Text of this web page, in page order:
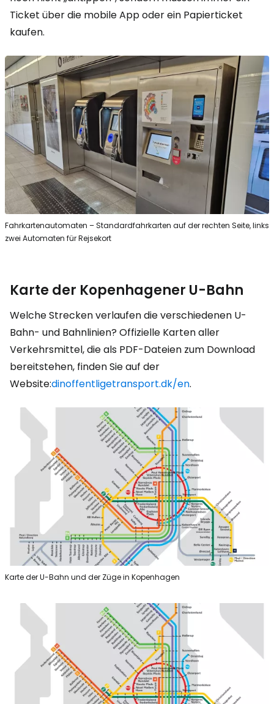
Ticket über die mobile App oder ein Papierticket
kaufen.
Fahrkartenautomaten – Standardfahrkarten auf der rechten Seite, links
zwei Automaten für Rejsekort
Karte der Kopenhagener U-Bahn
Welche Strecken verlaufen die verschiedenen U-
Bahn- und Bahnlinien? Offizielle Karten aller
Verkehrsmittel, die als PDF-Dateien zum Download
bereitstehen, finden Sie auf der
Website:dinoffentligetransport.dk/en.
Karte der U-Bahn und der Züge in Kopenhagen